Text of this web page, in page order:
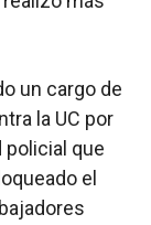
un cargo de
la UC por
policial que
el